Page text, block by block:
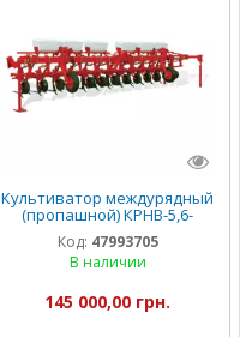
Культиватор междурядный
(пропашной) КРНВ-5,6-
04(КНП-5,6) с системой
внесения удобрений
Код: 47993705
В наличии
145 000,00 грн.